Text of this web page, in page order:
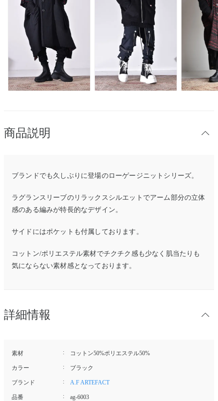
商品説明
ブランドでも久しぶりに登場のローゲージニットシリーズ。
ラグランスリーブのリラックスシルエットでアーム部分の立体
感のある編みが特長的なデザイン。
サイドにはポケットも付属しております。
コットン/ポリエステル素材でチクチク感も少なく肌当たりも
気にならない素材感となっております。
詳細情報
素材 コットン50%ポリエステル50%
カラー ブラック
ブランド A.F ARTEFACT
品番 ag-6003